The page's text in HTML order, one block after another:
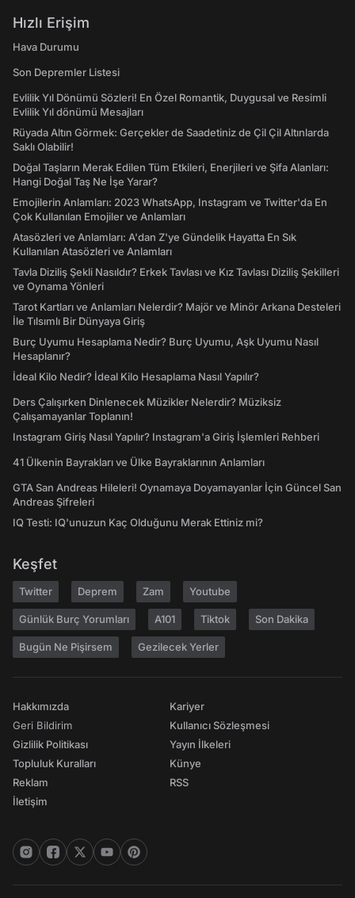
Hızlı Erişim
Hava Durumu
Son Depremler Listesi
Evlilik Yıl Dönümü Sözleri! En Özel Romantik, Duygusal ve Resimli
Evlilik Yıl dönümü Mesajları
Rüyada Altın Görmek: Gerçekler de Saadetiniz de Çil Çil Altınlarda
Saklı Olabilir!
Doğal Taşların Merak Edilen Tüm Etkileri, Enerjileri ve Şifa Alanları:
Hangi Doğal Taş Ne İşe Yarar?
Emojilerin Anlamları: 2023 WhatsApp, Instagram ve Twitter'da En
Çok Kullanılan Emojiler ve Anlamları
Atasözleri ve Anlamları: A'dan Z'ye Gündelik Hayatta En Sık
Kullanılan Atasözleri ve Anlamları
Tavla Diziliş Şekli Nasıldır? Erkek Tavlası ve Kız Tavlası Diziliş Şekilleri
ve Oynama Yönleri
Tarot Kartları ve Anlamları Nelerdir? Majör ve Minör Arkana Desteleri
İle Tılsımlı Bir Dünyaya Giriş
Burç Uyumu Hesaplama Nedir? Burç Uyumu, Aşk Uyumu Nasıl
Hesaplanır?
İdeal Kilo Nedir? İdeal Kilo Hesaplama Nasıl Yapılır?
Ders Çalışırken Dinlenecek Müzikler Nelerdir? Müziksiz
Çalışamayanlar Toplanın!
Instagram Giriş Nasıl Yapılır? Instagram'a Giriş İşlemleri Rehberi
41 Ülkenin Bayrakları ve Ülke Bayraklarının Anlamları
GTA San Andreas Hileleri! Oynamaya Doyamayanlar İçin Güncel San
Andreas Şifreleri
IQ Testi: IQ'unuzun Kaç Olduğunu Merak Ettiniz mi?
Keşfet
Twitter Deprem Zam Youtube
Günlük Burç Yorumları A101 Tiktok Son Dakika
Bugün Ne Pişirsem Gezilecek Yerler
Hakkımızda
Geri Bildirim
Gizlilik Politikası
Topluluk Kuralları
Reklam
İletişim
Kariyer
Kullanıcı Sözleşmesi
Yayın İlkeleri
Künye
RSS